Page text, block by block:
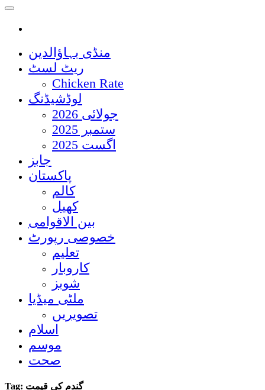
منڈی بہاؤالدین
ریٹ لسٹ
Chicken Rate
لوڈشیڈنگ
جولائی 2026
ستمبر 2025
اگست 2025
جابز
پاکستان
کالم
کھیل
بین الاقوامی
خصوصی رپورٹ
تعلیم
کاروبار
شوبز
ملٹی میڈیا
تصویریں
اسلام
موسم
صحت
Tag: گندم کی قیمت